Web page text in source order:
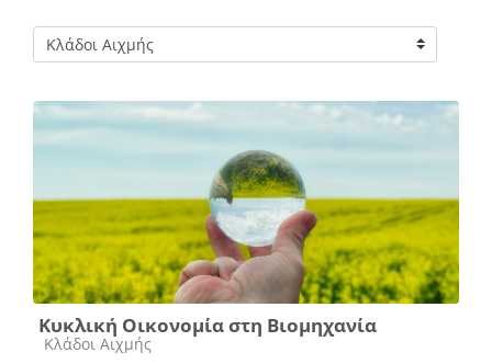
Κατηγορίες μαθημάτων
Κυκλική Οικονομία στη Βιομηχανία
Κατηγορία μαθήματος
Κλάδοι Αιχμής